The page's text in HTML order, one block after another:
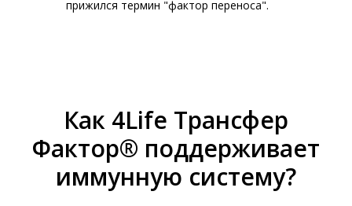
прижился термин "фактор переноса".
Как 4Life Трансфер
Фактор® поддерживает
иммунную систему?